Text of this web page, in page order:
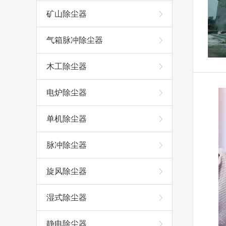
矿山除尘器
气箱脉冲除尘器
木工除尘器
电炉除尘器
单机除尘器
脉冲除尘器
旋风除尘器
湿式除尘器
静电除尘器